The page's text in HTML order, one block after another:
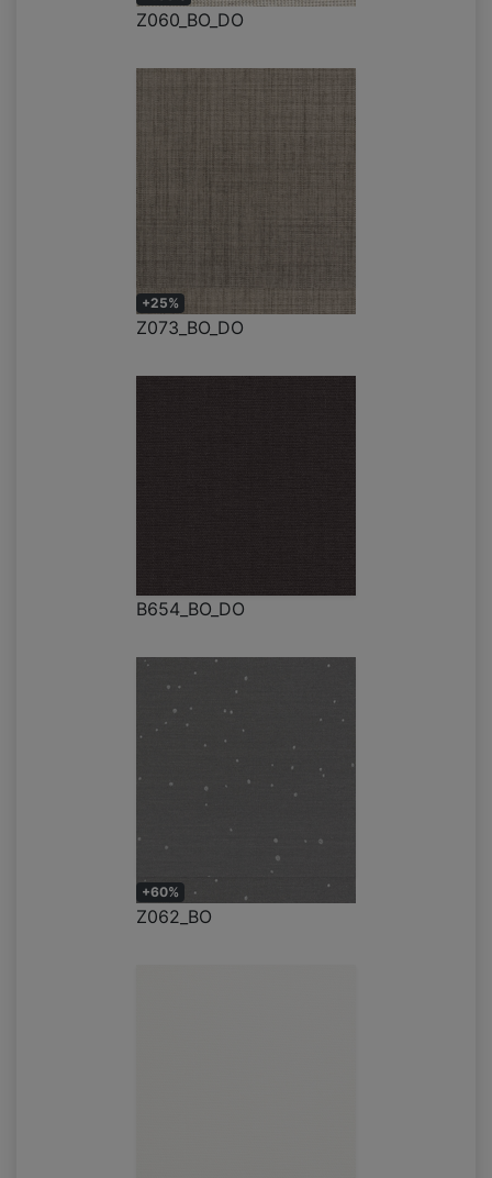
Z060_BO_DO
+25%
Z073_BO_DO
B654_BO_DO
+60%
Z062_BO